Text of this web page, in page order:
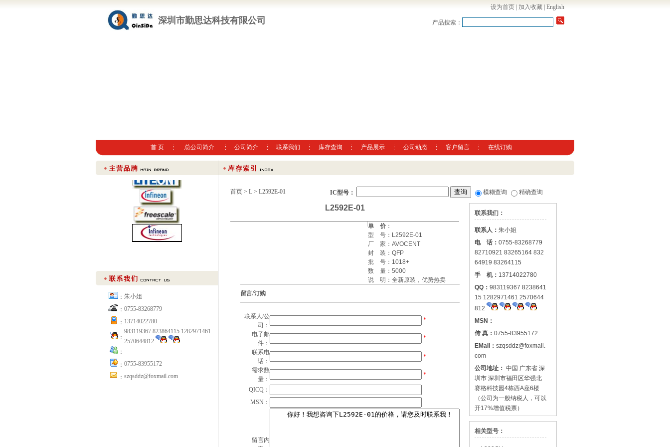
深圳市勤思达科技有限公司
设为首页 加入收藏 English
产品搜索：
首 页 总公司简介 公司简介 联系我们 库存查询 产品展示 公司动态 客户留言 在线订购
： 朱小姐
： 0755-83268779
： 13714022780
：
983119367 823864115 1282971461
2570644812
：
： 0755-83955172
： szqsddz@foxmail.com
首页 > L > L2592E-01 IC型号： 模糊查询 精确查询
L2592E-01
单 价 ：
型 号： L2592E-01
厂 家： AVOCENT
封 装： QFP
批 号： 1018+
数 量： 5000
说 明：全新原装，优势热卖
留言/订购
联系人/公
司：
*
电子邮
件：
*
联系电
话：
*
需求数
量：
*
QICQ：
MSN：
留言内
联系我们：
联系人： 朱小姐
电 话： 0755-83268779
82710921 83265164 832
64919 83264115
手 机： 13714022780
QQ： 983119367 8238641
15 1282971461 2570644
812
MSN：
传 真： 0755-83955172
EMail： szqsddz@foxmail.
com
公司地址： 中国 广东省 深
圳市 深圳市福田区华强北
赛格科技园4栋西A座6楼
（公司为一般纳税人，可以
开17%增值税票）
相关型号：